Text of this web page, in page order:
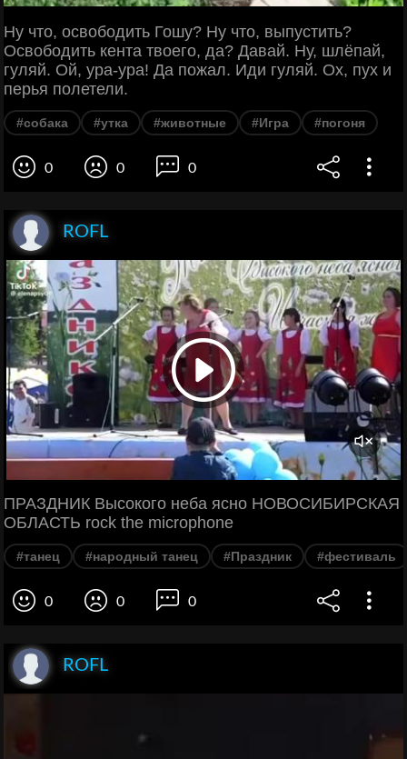
Ну что, освободить Гошу? Ну что, выпустить?
Освободить кента твоего, да? Давай. Ну, шлёпай,
гуляй. Ой, ура-ура! Да пожал. Иди гуляй. Ох, пух и
перья полетели.
#собака #утка #животные #Игра #погоня
0 0 0
ROFL
ПРАЗДНИК Высокого неба ясно НОВОСИБИРСКАЯ
ОБЛАСТЬ rock the microphone
#танец #народный танец #Праздник #фестиваль
0 0 0
ROFL